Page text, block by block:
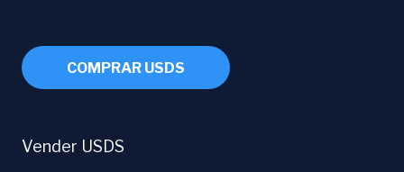
COMPRAR USDS
Vender USDS